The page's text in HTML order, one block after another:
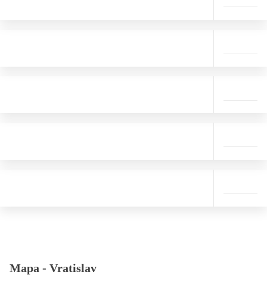
Mapa - Vratislav